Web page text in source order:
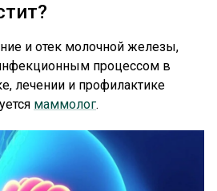
и отек молочной железы,
процессом в
лечении и профилактике
маммолог.